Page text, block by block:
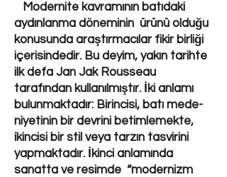
Modernite kavramının batıdaki
aydınlanma döneminin ürünü olduğu
konusunda araştırmacılar fikir birliği
içerisindedir. Bu deyim, yakın tarihte
ilk defa Jan Jak Rousseau
tarafından kullanılmıştır. İki anlamı
bulunmaktadır: Birincisi, batı mede-
niyetinin bir devrini betimlemekte,
ikincisi bir stil veya tarzın tasvirini
yapmaktadır. İkinci anlamında
sanatta ve resimde “modernizm